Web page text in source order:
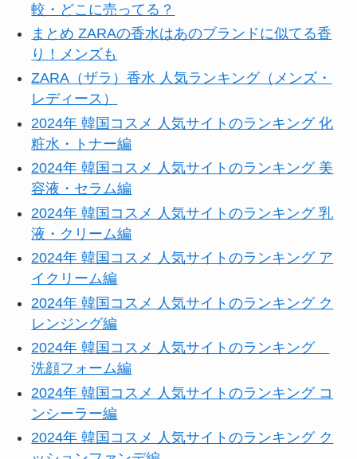
較・どこに売ってる？
まとめ ZARAの香水はあのブランドに似てる香
り！メンズも
ZARA（ザラ）香水 人気ランキング（メンズ・
レディース）
2024年 韓国コスメ 人気サイトのランキング 化
粧水・トナー編
2024年 韓国コスメ 人気サイトのランキング 美
容液・セラム編
2024年 韓国コスメ 人気サイトのランキング 乳
液・クリーム編
2024年 韓国コスメ 人気サイトのランキング ア
イクリーム編
2024年 韓国コスメ 人気サイトのランキング ク
レンジング編
2024年 韓国コスメ 人気サイトのランキング
洗顔フォーム編
2024年 韓国コスメ 人気サイトのランキング コ
ンシーラー編
2024年 韓国コスメ 人気サイトのランキング ク